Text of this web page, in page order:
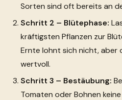
Sorten sind oft bereits an
Schritt 2 – Blütephase:
kräftigsten Pflanzen zur
Ernte lohnt sich nicht, aber
wertvoll.
Schritt 3 – Bestäubung:
Tomaten oder Bohnen